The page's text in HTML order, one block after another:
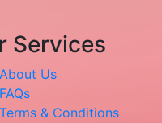
Services
About Us
FAQs
Terms & Conditions